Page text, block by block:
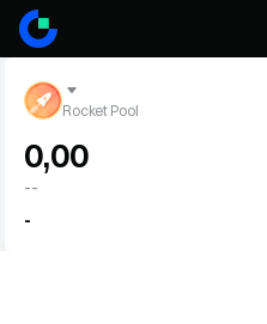
Rocket Pool
0,00
--
-